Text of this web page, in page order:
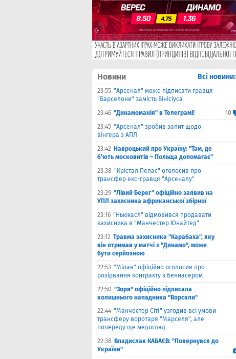
Новини Всі новини:
23:55 "Арсенал" може підписати гравця
"Барселони" замість Вінісіуса
23:46 "Динамоманія" в Телеграмі!
10
23:45 "Арсенал" зробив запит щодо
вінгера з АПЛ
23:42 Навроцький про Україну: "Там, де
б’ють московитів – Польща допомагає"
23:38 "Крістал Пелас" оголосив про
трансфер екс-гравця "Арсеналу"
23:29 "Лівий Берег" офіційно заявив на
УПЛ захисника африканської збірної
23:16 "Ньюкасл" відмовився продавати
захисника в "Манчестер Юнайтед"
23:12 Травма захисника "Карабаха", яку
він отримав у матчі з "Динамо", може
бути серйозною
22:53 "Мілан" офіційно оголосив про
розірвання контракту з Беннасером
22:50 "Зоря" офіційно підписала
колишнього нападника "Ворскли"
22:44 "Манчестер Сіті" узгодив всі умови
трансферу воротаря "Марселя", але
попереду ще медогляд
22:38 Владислав КАБАЄВ: "Повернувся до
України"